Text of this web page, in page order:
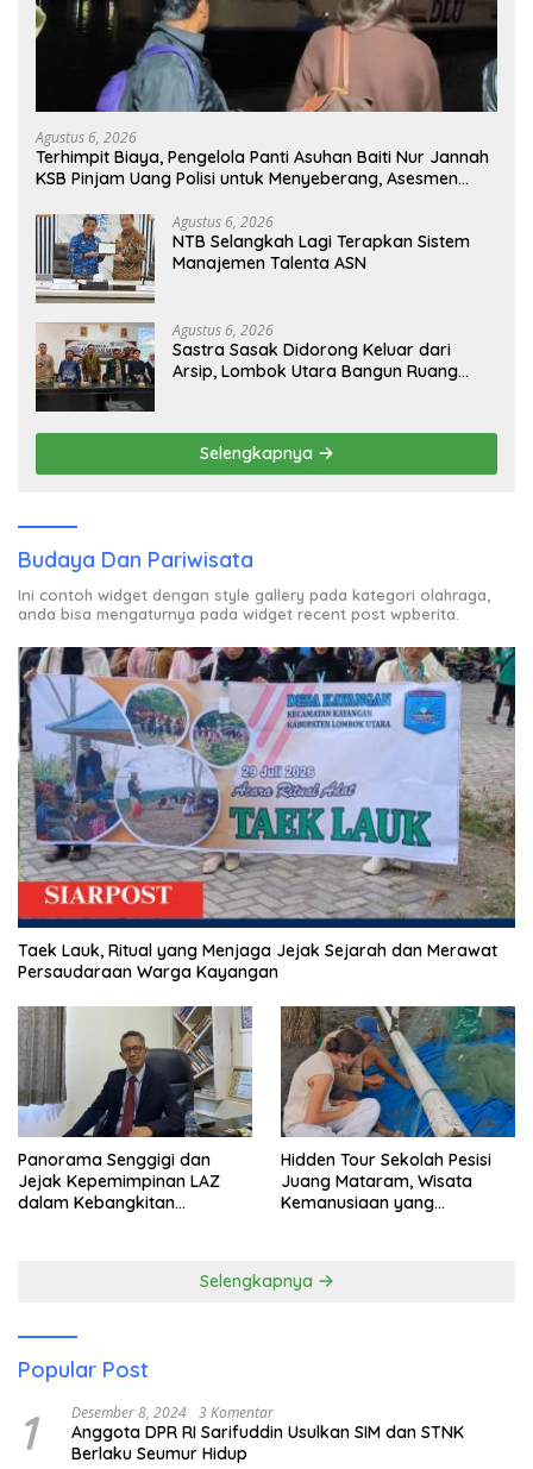
Agustus 6, 2026
Terhimpit Biaya, Pengelola Panti Asuhan Baiti Nur Jannah
KSB Pinjam Uang Polisi untuk Menyeberang, Asesmen
Agustus 6, 2026
NTB Selangkah Lagi Terapkan Sistem
Manajemen Talenta ASN
Agustus 6, 2026
Sastra Sasak Didorong Keluar dari
Arsip, Lombok Utara Bangun Ruang
Selengkapnya
Budaya Dan Pariwisata
Ini contoh widget dengan style gallery pada kategori olahraga,
anda bisa mengaturnya pada widget recent post wpberita.
Taek Lauk, Ritual yang Menjaga Jejak Sejarah dan Merawat
Persaudaraan Warga Kayangan
Panorama Senggigi dan
Jejak Kepemimpinan LAZ
dalam Kebangkitan
Hidden Tour Sekolah Pesisi
Juang Mataram, Wisata
Kemanusiaan yang
Selengkapnya
Popular Post
1 Desember 8, 2024 3 Komentar
Anggota DPR RI Sarifuddin Usulkan SIM dan STNK
Berlaku Seumur Hidup